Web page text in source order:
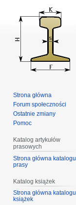
Strona główna
Forum społeczności
Ostatnie zmiany
Pomoc
Katalog artykułów
prasowych
Strona główna katalogu
prasy
Katalog książek
Strona główna katalogu
książek